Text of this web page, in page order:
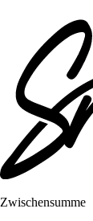
Zwischensumme